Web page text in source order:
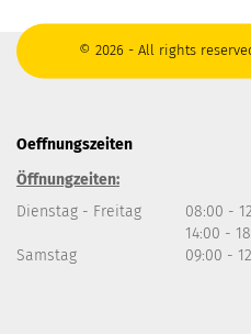
© 2026 - All rights
Oeffnungszeiten
Öffnungzeiten:
Dienstag - Freitag
08:00 -
14:00 -
Samstag
09:00 -